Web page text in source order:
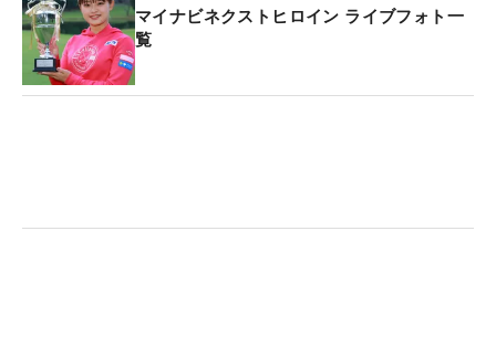
マイナビネクストヒロイン ライブフォト一
覧